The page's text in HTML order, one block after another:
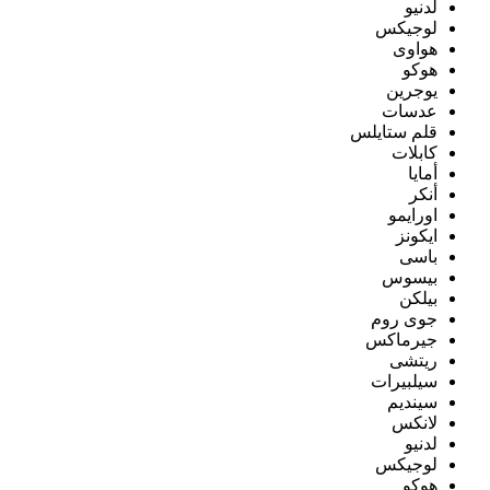
لدنيو
لوجيكس
هواوى
هوكو
يوجرين
عدسات
قلم ستايلس
كابلات
أمايا
أنكر
اورايمو
ايكونز
باسى
بيسوس
بيلكن
جوى روم
جيرماكس
ريتشى
سيلبيرات
سينديم
لانكس
لدنيو
لوجيكس
هوكو